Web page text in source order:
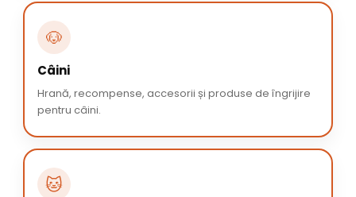
🐶
Câini
Hrană, recompense, accesorii și produse de îngrijire
pentru câini.
🐱